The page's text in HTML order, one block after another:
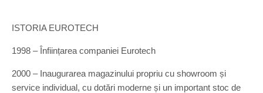
ISTORIA EUROTECH
1998 – Înființarea companiei Eurotech
2000 – Inaugurarea magazinului propriu cu showroom și
service individual, cu dotări moderne și un important stoc de